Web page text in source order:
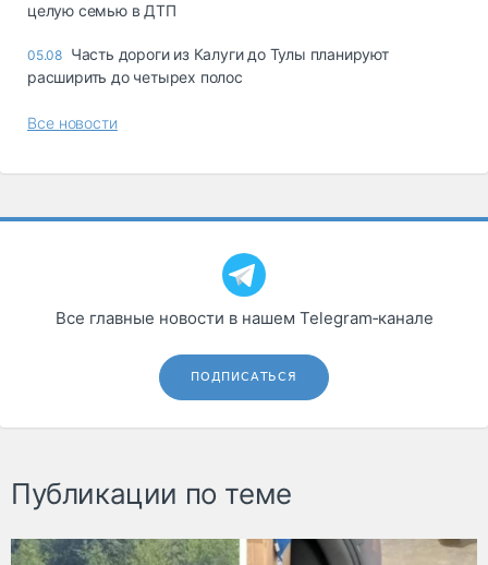
целую семью в ДТП
05.08 Часть дороги из Калуги до Тулы планируют
расширить до четырех полос
Все новости
Все главные новости в нашем Telegram‑канале
ПОДПИСАТЬСЯ
Публикации по теме